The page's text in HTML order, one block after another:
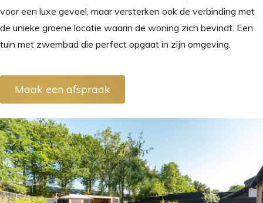
voor een luxe gevoel, maar versterken ook de verbinding met
de unieke groene locatie waarin de woning zich bevindt. Een
tuin met zwembad die perfect opgaat in zijn omgeving.
Maak een afspraak